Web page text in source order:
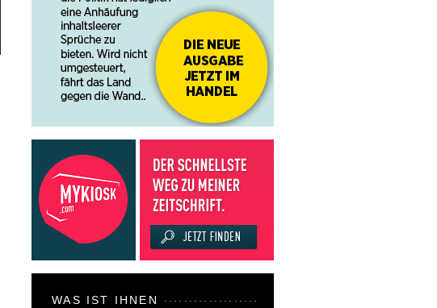
WAS IST IHNEN